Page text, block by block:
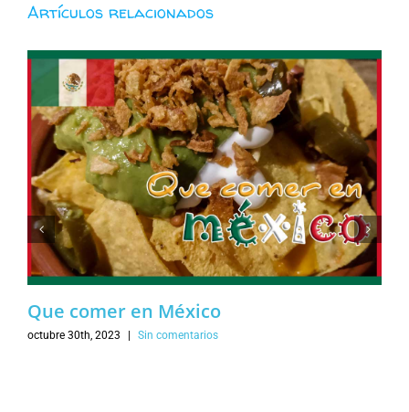
Artículos relacionados
Que comer en México
octubre 30th, 2023 Sin comentarios